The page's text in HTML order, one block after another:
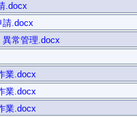
.docx
請.docx
常管理.docx
業.docx
業.docx
業.docx